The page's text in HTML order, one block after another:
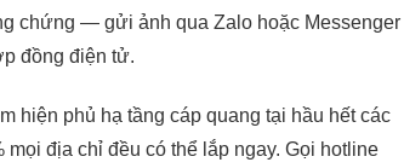
chứng — gửi ảnh qua Zalo hoặc Messenger
đồng điện tử.
hiện phủ hạ tầng cáp quang tại hầu hết các
địa chỉ đều có thể lắp ngay. Gọi hotline